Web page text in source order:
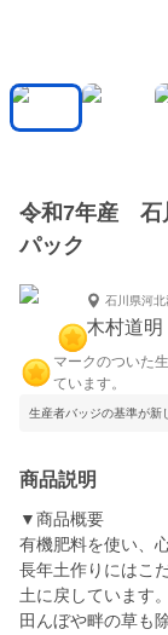
令和7年産
パック
石川県河
木村道明
マークのついた
ています。
生産者バッジの基準が新
商品説明
▼商品概要
有機肥料を使い、
長年土作りにはこ
土に戻しています。
田んぼや畔の草も